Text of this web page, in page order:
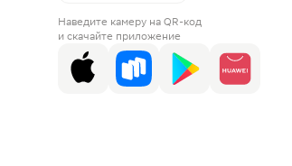
Наведите камеру на QR-код
и скачайте приложение